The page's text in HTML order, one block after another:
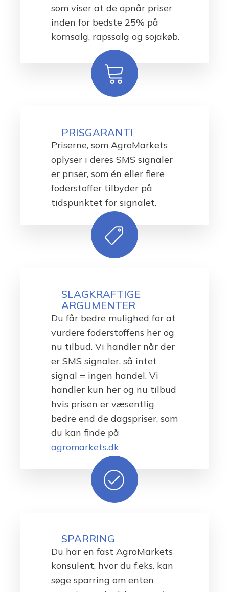
som viser at de opnår priser
inden for bedste 25% på
kornsalg, rapssalg og sojakøb.
PRISGARANTI
Priserne, som AgroMarkets
oplyser i deres SMS signaler
er priser, som én eller flere
foderstoffer tilbyder på
tidspunktet for signalet.
SLAGKRAFTIGE
ARGUMENTER
Du får bedre mulighed for at
vurdere foderstoffens her og
nu tilbud. Vi handler når der
er SMS signaler, så intet
signal = ingen handel. Vi
handler kun her og nu tilbud
hvis prisen er væsentlig
bedre end de dagspriser, som
du kan finde på
agromarkets.dk
SPARRING
Du har en fast AgroMarkets
konsulent, hvor du f.eks. kan
søge sparring om enten